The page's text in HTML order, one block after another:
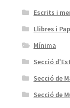
Escrits i
Llibres i
Mínima
Secció
Secció de
Secció de